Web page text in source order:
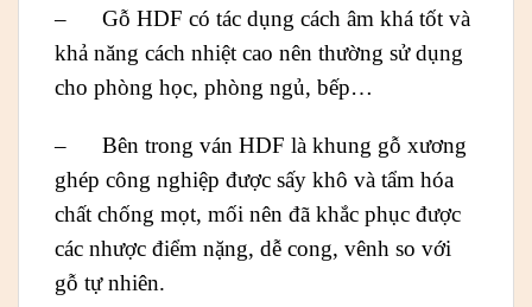
– Gỗ HDF có tác dụng cách âm khá tốt và
khả năng cách nhiệt cao nên thường sử dụng
cho phòng học, phòng ngủ, bếp…
– Bên trong ván HDF là khung gỗ xương
ghép công nghiệp được sấy khô và tẩm hóa
chất chống mọt, mối nên đã khắc phục được
các nhược điểm nặng, dễ cong, vênh so với
gỗ tự nhiên.